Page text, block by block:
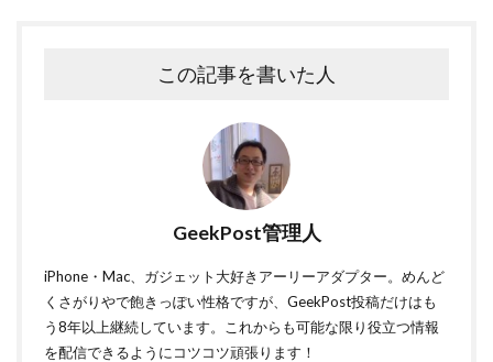
この記事を書いた人
GeekPost管理人
iPhone・Mac、ガジェット大好きアーリーアダプター。めんど
くさがりやで飽きっぽい性格ですが、GeekPost投稿だけはも
う8年以上継続しています。これからも可能な限り役立つ情報
を配信できるようにコツコツ頑張ります！